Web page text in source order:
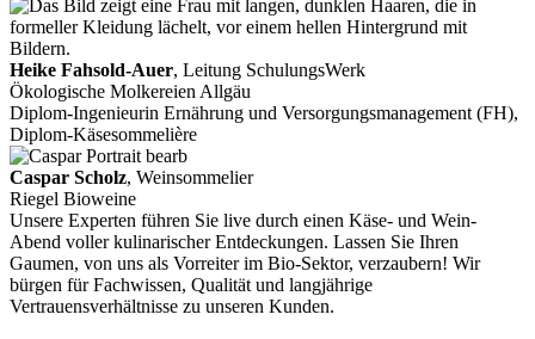
Heike Fahsold-Auer, Leitung SchulungsWerk
Ökologische Molkereien Allgäu
Diplom-Ingenieurin Ernährung und Versorgungsmanagement (FH),
Diplom-Käsesommelière
Caspar Scholz, Weinsommelier
Riegel Bioweine
Unsere Experten führen Sie live durch einen Käse- und Wein-
Abend voller kulinarischer Entdeckungen. Lassen Sie Ihren
Gaumen, von uns als Vorreiter im Bio-Sektor, verzaubern! Wir
bürgen für Fachwissen, Qualität und langjährige
Vertrauensverhältnisse zu unseren Kunden.